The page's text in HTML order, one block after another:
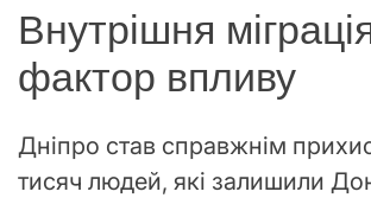
Внутрішня
фактор впливу
Дніпро став справжнім
тисяч людей, які залишили